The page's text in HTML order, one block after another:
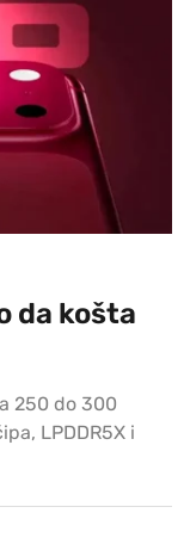
da košta
250 do 300
LPDDR5X i